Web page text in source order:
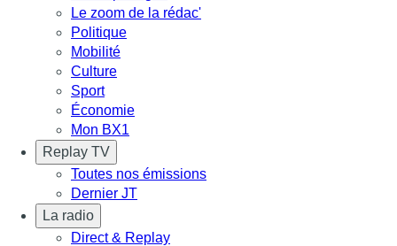
Le zoom de la rédac'
Politique
Mobilité
Culture
Sport
Économie
Mon BX1
Replay TV
Toutes nos émissions
Dernier JT
La radio
Direct & Replay